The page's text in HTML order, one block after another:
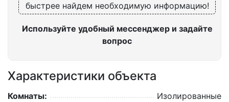
быстрее найдем необходимую информацию!
Используйте удобный мессенджер и задайте
вопрос
Характеристики объекта
Комнаты:
Изолированные